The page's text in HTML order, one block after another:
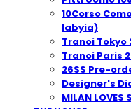
10Corso
Iabyia)
Tranoi Tokyo
Tranoi Paris
26SS Pre-
Designer's
MILAN LOVES